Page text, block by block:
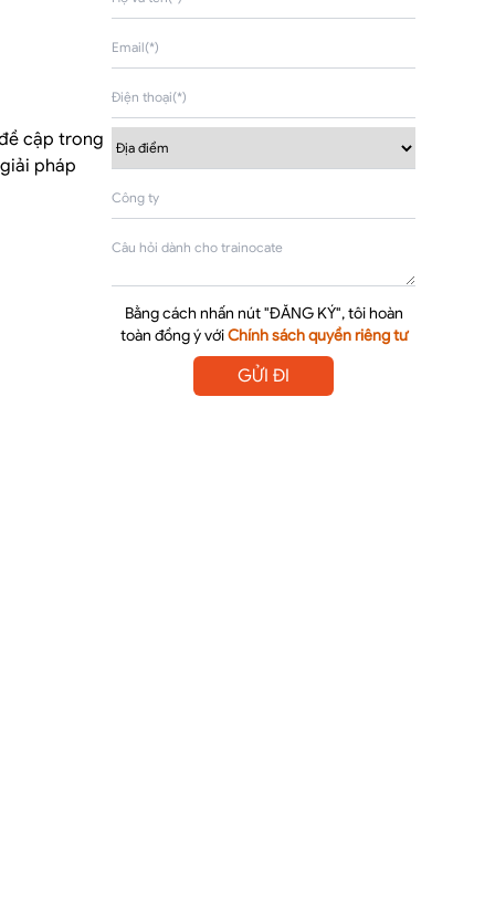
cập trong
pháp
Bằng cách nhấn nút "ĐĂNG KÝ", tôi hoàn
toàn đồng ý với Chính sách quyền riêng tư
GỬI ĐI